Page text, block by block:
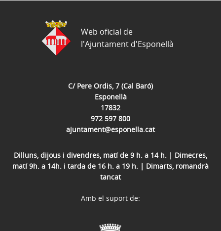
C/ Pere Ordis, 7 (Cal Baró)
Esponellà
17832
972 597 800
ajuntament@esponella.cat
Dilluns, dijous i divendres, matí de 9 h. a 14 h. | Dimecres,
matí 9h. a 14h. i tarda de 16 h. a 19 h. | Dimarts, romandrà
tancat
Web oficial de
l'Ajuntament d'Esponellà
Amb el suport de: